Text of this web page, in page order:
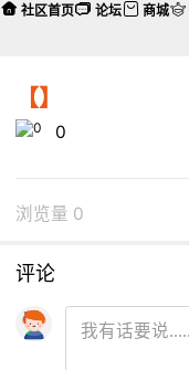
【】
0
浏览量 0
评论
社区首页 论坛 商城